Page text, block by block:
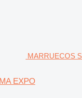
MARRUECOS
EXPO